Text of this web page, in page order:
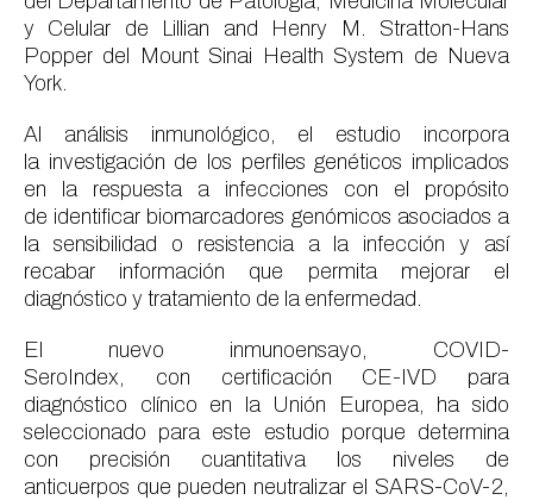
y Celular de Lillian and Henry M. Stratton-Hans
Popper del
Mount Sinai Health System de Nueva
York.
Al análisis inmunológico, el estudio incorpora
lainvestigación de
los perfiles genéticos implicados
en la respuesta a infecciones
con el propósito
de identificar biomarcadores genómicos asociados a
la sensibilidad o resistencia a la infección y así
recabar información que permita mejorar el
diagnóstico y tratamiento de la enfermedad.
El nuevo inmunoensayo, COVID-
SeroIndex, con certificación CE-IVD para
diagnóstico clínico en la Unión Europea, ha sido
seleccionado para este estudio porque determina
con precisión cuantitativa los niveles de
anticuerpos que pueden neutralizar el SARS-CoV-2,